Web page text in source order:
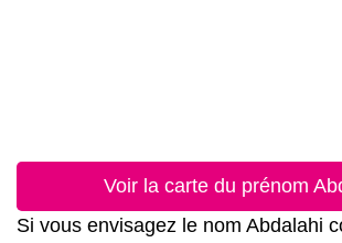
Voir la carte du prénom
Si vous envisagez le nom Abdalahi